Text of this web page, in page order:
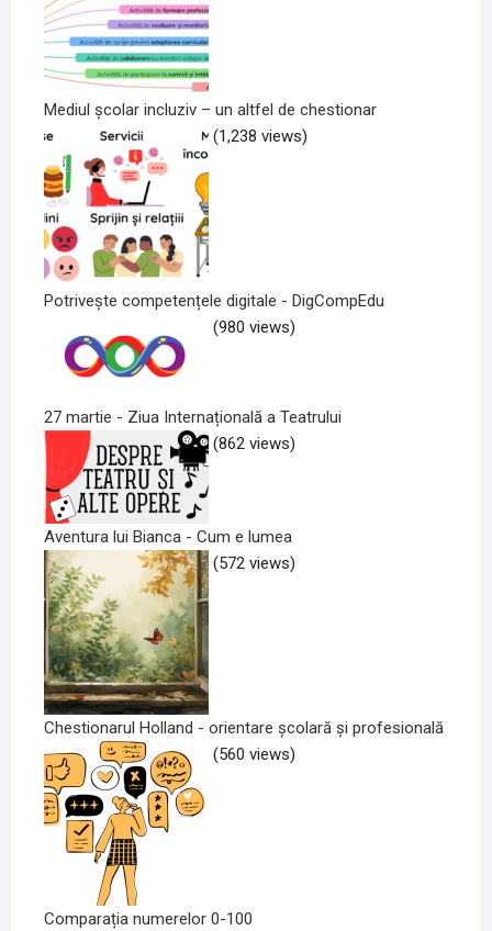
Mediul școlar incluziv – un altfel de chestionar
(1,238 views)
Potrivește competențele digitale - DigCompEdu
(980 views)
27 martie - Ziua Internațională a Teatrului
(862 views)
Aventura lui Bianca - Cum e lumea
(572 views)
Chestionarul Holland - orientare școlară și profesională
(560 views)
Comparația numerelor 0-100